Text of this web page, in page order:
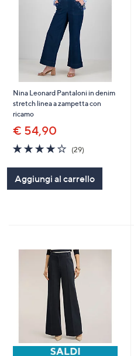
Nina Leonard Pantaloni in denim
stretch linea a zampetta con
ricamo
€ 54,90
4.0
of
5
Stars
(29)
Aggiungi al carrello